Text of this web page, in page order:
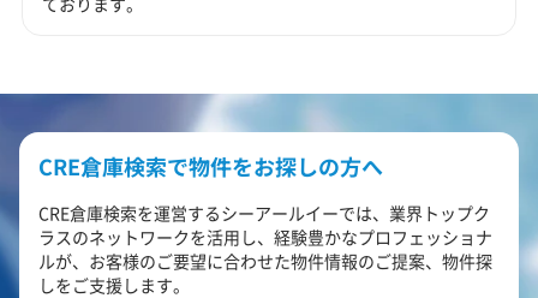
CRE倉庫検索で物件をお探しの方へ
CRE倉庫検索を運営するシーアールイーでは、業界トップク
ラスのネットワークを活用し、経験豊かなプロフェッショナ
ルが、お客様のご要望に合わせた物件情報のご提案、物件探
しをご支援します。